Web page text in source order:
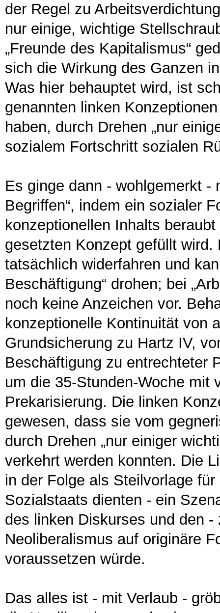
der Regel zu
nur einige, wichtige
„Freunde des Kapitalismus“
sich die Wirkung des Ganzen
Was hier behauptet wird, ist
genannten linken
haben, durch Drehen „nur
sozialem Fortschritt sozialen
Es ginge dann - wohlgemerkt -
Begriffen“, indem ein sozialer
konzeptionellen Inhalts
gesetzten Konzept gefüllt wird.
tatsächlich widerfahren und
Beschäftigung“ drohen; bei
noch keine Anzeichen vor.
konzeptionelle Kontinuität von
Grundsicherung zu Hartz IV,
Beschäftigung zu entrechteter
um die 35-Stunden-Woche mit
Prekarisierung. Die linken
gewesen, dass sie vom
durch Drehen „nur einiger
verkehrt werden konnten. Die
in der Folge als Steilvorlage
Sozialstaats dienten - ein
des linken Diskurses und den
Neoliberalismus auf originäre
voraussetzen würde.
Das alles ist - mit Verlaub -